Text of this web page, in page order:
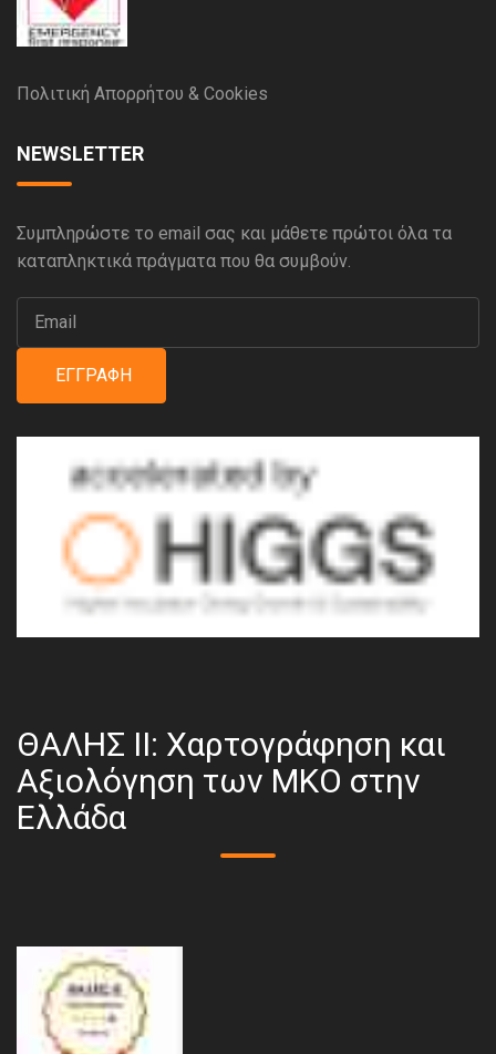
Πολιτική Απορρήτου & Cookies
NEWSLETTER
Συμπληρώστε το email σας και μάθετε πρώτοι όλα τα
καταπληκτικά πράγματα που θα συμβούν.
ΕΓΓΡΑΦΉ
ΘΑΛΗΣ ΙΙ: Χαρτογράφηση και
Αξιολόγηση των ΜΚΟ στην
Ελλάδα